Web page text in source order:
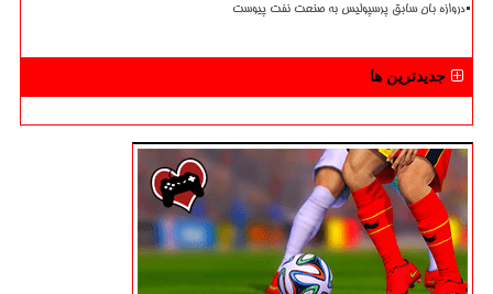
دروازه بان سابق پرسپولیس به صنعت نفت پیوست
جدیدترین ها